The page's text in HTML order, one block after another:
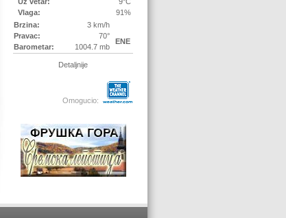
Vlaga:
91%
Brzina:
3 km/h
Pravac:
70°
Barometar:
1004.7 mb
ENE
Detaljnije
Omogucio: